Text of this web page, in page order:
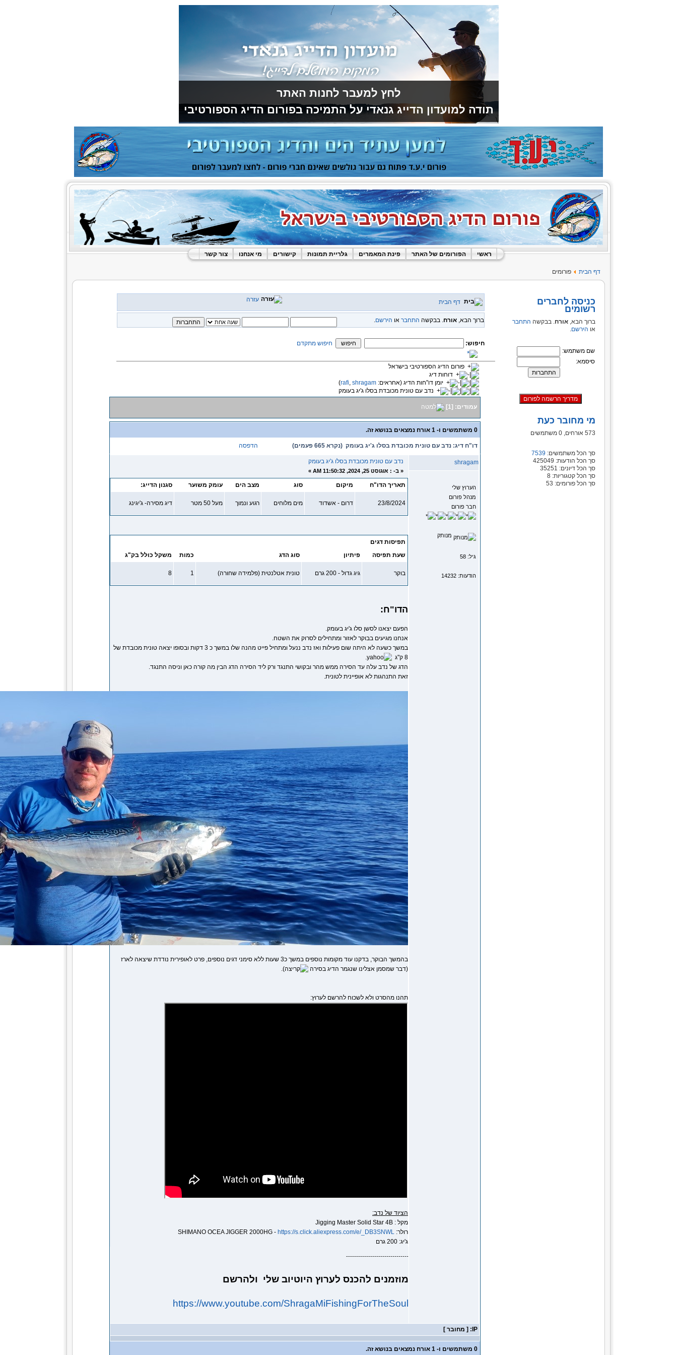
לחץ למעבר לחנות האתר
תודה למועדון הדייג גנאדי על התמיכה בפורום הדיג הספורטיבי
ראשי הפורומים של האתר פינת המאמרים גלריית תמונות קישורים מי אנחנו צור קשר
דף הבית פורומים
כניסה לחברים
רשומים
ברוך הבא, אורח. בבקשה התחבר
או הירשם.
שם משתמש:
סיסמא:
מי מחובר כעת
573 אורחים, 0 משתמשים
סך הכל משתמשים: 7539
סך הכל הודעות: 425049
סך הכל דיונים: 35251
סך הכל קטגוריות: 8
סך הכל פורומים: 53
דף הבית עזרה
ברוך הבא, אורח. בבקשה התחבר או הירשם.
חיפוש: חיפוש מתקדם
פורום הדיג הספורטיבי בישראל
דוחות דיג
יומן דו"חות הדיג (אחראים: rafi, shragam
)
נדב עם טונית מכובדת בסלו ג'יג בעומק
עמודים: [
1
]
0 משתמשים ו- 1 אורח נמצאים בנושא זה.
דו"ח דיג: נדב עם טונית מכובדת בסלו ג'יג בעומק (נקרא 665 פעמים) הדפסה
shragam
הערוץ שלי
מנהל פורום
חבר פורום
מנותק
גיל: 58
הודעות: 14232
נדב עם טונית מכובדת בסלו ג'יג בעומק
« ב- : אוגוסט 25, 2024, 11:50:32 AM »
תאריך הדו"ח מיקום סוג מצב הים עומק משוער סגנון הדייג:
23/8/2024 דרום - אשדוד מים מלוחים רגוע ונמוך מעל 50 מטר דיג מסירה- ג'יגינג
תפיסות דגים
שעת תפיסה
פיתיון סוג הדג כמות משקל כולל בק"ג
בוקר גיג גדול - 200 גרם טונית אטלנטית (פלמידה שחורה) 1
8
הדו"ח:
הפעם יצאנו לסשן סלו ג'יג בעומק.
אנחנו מגיעים בבוקר לאזור ומתחילים לסרוק את השטח.
במשך כשעה לא היתה שום פעילות ואז נדב ננעל ומתחיל פייט מהנה שלו במשך כ 3 דקות ובסופו יצאה טונית מכובדת של
8 ק"ג
.
הדג של נדב עלה עד הסירה ממש מהר ובקושי התנגד ורק ליד הסירה הדג הבין מה קורה כאן וניסה התנגד.
זאת התנהגות לא אופיינית לטונית.
בהמשך הבוקר, בדקנו עוד מקומות נוספים במשך כ3 שעות ללא סימני דגים נוספים, פרט לאופירית נודדת שיצאה לארז
(דבר שמסמן אצלינו שנגמר הדיג בסירה
).
תהנו מהסרט ולא לשכוח להרשם לערוץ:
הציוד של נדב:
מקל : Jigging Master Solid Star 4B
רולר: SHIMANO OCEA JIGGER 2000HG - https://s.click.aliexpress.com/e/_DB3SNWL
ג'יג: 200 גרם
-------------------------------
מוזמנים להכנס לערוץ היוטיוב שלי ולהרשם
https://www.youtube.com/ShragaMiFishingForTheSoul
0 משתמשים ו- 1 אורח נמצאים בנושא זה.